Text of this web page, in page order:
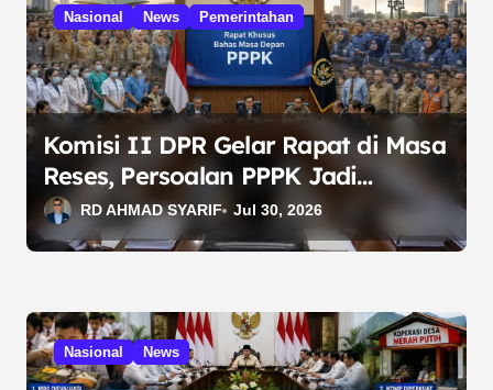
i
p
o
s
Nasional News Pemerintahan
Komisi II DPR Gelar Rapat di Masa
Reses, Persoalan PPPK Jadi
Prioritas Pembahasan
RD AHMAD SYARIF Jul 30, 2026
Nasional News